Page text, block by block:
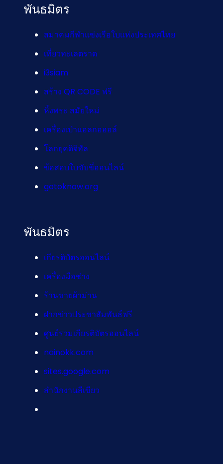
พันธมิตร
สมาคมกีฬาแข่งเรือใบแห่งประเทศไทย
เที่ยวทะเลตราด
i3siam
สร้าง QR CODE ฟรี
หิ้งพระ สมัยใหม่
เครื่องเป่าแอลกอฮอล์
โลกยุคดิจิทัล
ข้อสอบใบขับขี่ออนไลน์
gotoknow.org
พันธมิตร
เกียรติบัตรออนไลน์
เครื่องมือช่าง
ร้านขายผ้าม่าน
ฝากข่าวประชาสัมพันธ์ฟรี
ศูนย์รวมเกียรติบัตรออนไลน์
nainokk.com
sites.google.com
สำนักงานสีเขียว